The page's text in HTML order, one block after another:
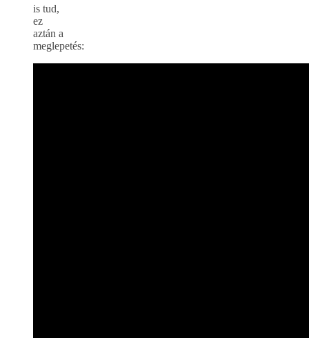
is tud,
ez
aztán a
meglepetés: